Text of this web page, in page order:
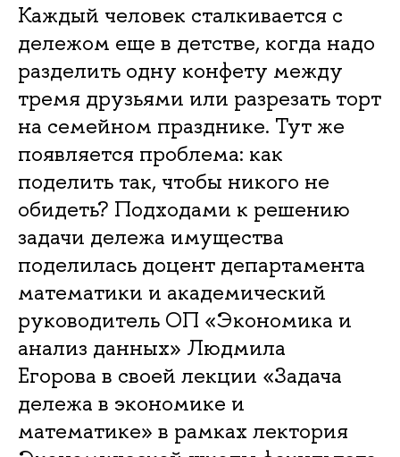
Каждый человек сталкивается с
дележом еще в детстве, когда надо
разделить одну конфету между
тремя друзьями или разрезать торт
на семейном празднике. Тут же
появляется проблема: как
поделить так, чтобы никого не
обидеть? Подходами к решению
задачи дележа имущества
поделилась доцент департамента
математики и академический
руководитель ОП «Экономика и
анализ данных» Людмила
Егорова в своей лекции «Задача
дележа в экономике и
математике» в рамках лектория